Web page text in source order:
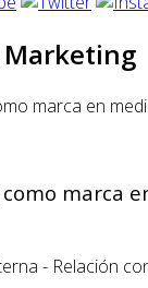
Marketing
marca